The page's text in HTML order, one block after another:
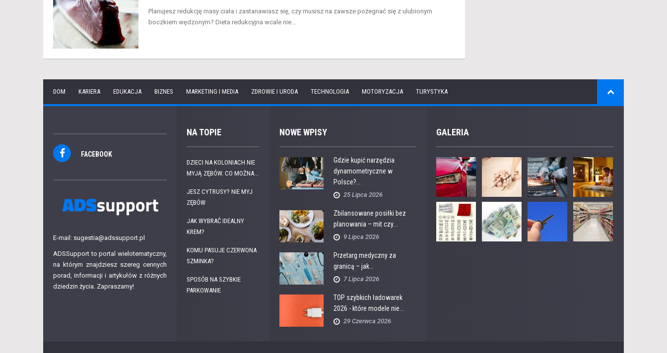
Planujesz redukcję masy ciała i zastanawiasz się, czy musisz na zawsze pożegnać się z ulubionym
boczkiem wędzonym? Dieta redukcyjna wcale nie...
DOM KARIERA EDUKACJA BIZNES MARKETING I MEDIA ZDROWIE I URODA TECHNOLOGIA MOTORYZACJA TURYSTYKA
FACEBOOK
E-mail: sugestia@adssupport.pl
ADSSupport to portal wielotematyczny,
na którym znajdziesz szereg cennych
porad, informacji i artykułów z różnych
dziedzin życia. Zapraszamy!
NA TOPIE
DZIECI NA KOLONIACH NIE
MYJĄ ZĘBÓW. CO MOŻNA...
JESZ CYTRUSY? NIE MYJ
ZĘBÓW
JAK WYBRAĆ IDEALNY
KREM?
KOMU PASUJE CZERWONA
SZMINKA?
SPOSÓB NA SZYBKIE
PARKOWANIE
NOWE WPISY
Gdzie kupić narzędzia
dynamometryczne w
Polsce?...
25 Lipca 2026
Zbilansowane posiłki bez
planowania – mit czy...
9 Lipca 2026
Przetarg medyczny za
granicą – jak...
7 Lipca 2026
TOP szybkich ładowarek
2026 - które modele nie...
29 Czerwca 2026
GALERIA